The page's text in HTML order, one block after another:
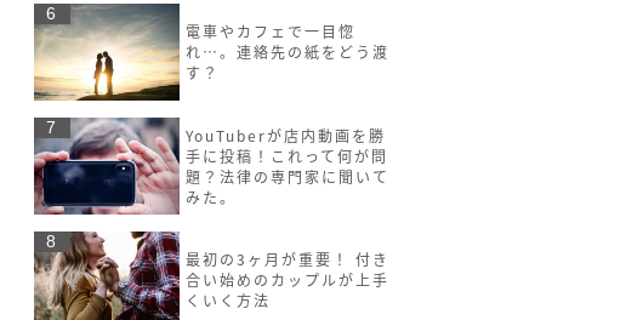
6
電車やカフェで一目惚
れ…。連絡先の紙をどう渡
す？
7
YouTuberが店内動画を勝
手に投稿！これって何が問
題？法律の専門家に聞いて
みた。
8
最初の3ヶ月が重要！ 付き
合い始めのカップルが上手
くいく方法